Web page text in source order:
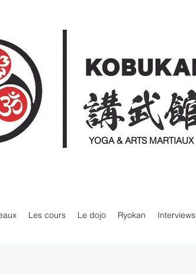
YOGA & ARTS MARTIAUX
Les cours Le dojo Ryokan Interviews